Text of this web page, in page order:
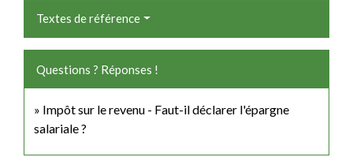
Textes de référence
Questions ? Réponses !
Impôt sur le revenu - Faut-il déclarer l'épargne
salariale ?